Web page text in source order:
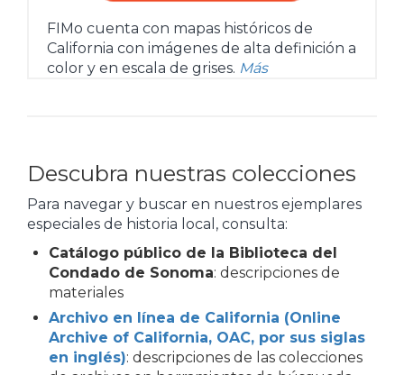
FIMo cuenta con mapas históricos de
California con imágenes de alta definición a
color y en escala de grises. Más
Descubra nuestras colecciones
Para navegar y buscar en nuestros ejemplares
especiales de historia local, consulta:
Catálogo público de la Biblioteca del
Condado de Sonoma: descripciones de
materiales
Archivo en línea de California (Online
Archive of California, OAC, por sus siglas
en inglés): descripciones de las colecciones